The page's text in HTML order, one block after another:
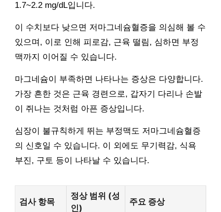
1.7~2.2 mg/dL입니다.
이 수치보다 낮으면 저마그네슘혈증을 의심해 볼 수
있으며, 이로 인해 피로감, 근육 떨림, 심하면 부정
맥까지 이어질 수 있습니다.
마그네슘이 부족하면 나타나는 증상은 다양합니다.
가장 흔한 것은 근육 경련으로, 갑자기 다리나 손발
이 쥐나는 것처럼 아픈 증상입니다.
심장이 불규칙하게 뛰는 부정맥도 저마그네슘혈증
의 신호일 수 있습니다. 이 외에도 무기력감, 식욕
부진, 구토 등이 나타날 수 있습니다.
검사 항목
정상 범위 (성
인)
주요 증상